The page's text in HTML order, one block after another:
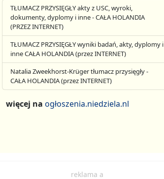
TŁUMACZ PRZYSIĘGŁY akty z USC, wyroki,
dokumenty, dyplomy i inne - CAŁA HOLANDIA
(PRZEZ INTERNET)
TŁUMACZ PRZYSIĘGŁY wyniki badań, akty, dyplomy i
inne CAŁA HOLANDIA (przez INTERNET)
Natalia Zweekhorst-Krüger tłumacz przysięgły -
CAŁA HOLANDIA (przez INTERNET)
więcej naogłoszenia.niedziela.nl
reklama a